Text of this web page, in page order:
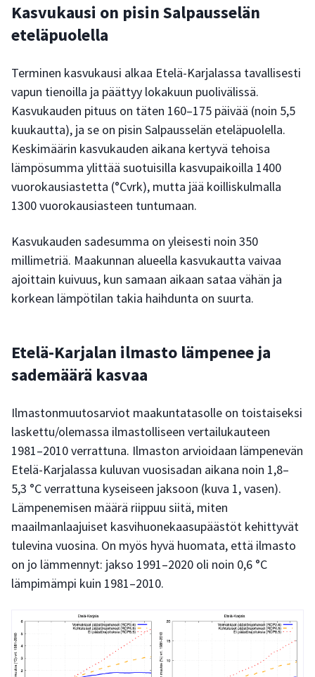
Kasvukausi on pisin Salpausselän
eteläpuolella
Terminen kasvukausi alkaa Etelä-Karjalassa tavallisesti
vapun tienoilla ja päättyy lokakuun puolivälissä.
Kasvukauden pituus on täten 160–175 päivää (noin 5,5
kuukautta), ja se on pisin Salpausselän eteläpuolella.
Keskimäärin kasvukauden aikana kertyvä tehoisa
lämpösumma ylittää suotuisilla kasvupaikoilla 1400
vuorokausiastetta (°Cvrk), mutta jää koilliskulmalla
1300 vuorokausiasteen tuntumaan.
Kasvukauden sadesumma on yleisesti noin 350
millimetriä. Maakunnan alueella kasvukautta vaivaa
ajoittain kuivuus, kun samaan aikaan sataa vähän ja
korkean lämpötilan takia haihdunta on suurta.
Etelä-Karjalan ilmasto lämpenee ja
sademäärä kasvaa
Ilmastonmuutosarviot maakuntatasolle on toistaiseksi
laskettu/olemassa ilmastolliseen vertailukauteen
1981–2010 verrattuna. Ilmaston arvioidaan lämpenevän
Etelä-Karjalassa kuluvan vuosisadan aikana noin 1,8–
5,3 °C verrattuna kyseiseen jaksoon (kuva 1, vasen).
Lämpenemisen määrä riippuu siitä, miten
maailmanlaajuiset kasvihuonekaasupäästöt kehittyvät
tulevina vuosina. On myös hyvä huomata, että ilmasto
on jo lämmennyt: jakso 1991–2020 oli noin 0,6 °C
lämpimämpi kuin 1981–2010.